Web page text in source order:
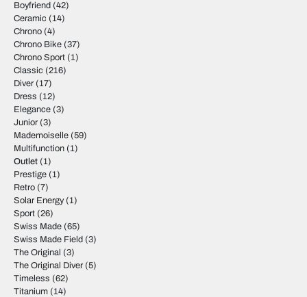
Boyfriend (42)
Ceramic (14)
Chrono (4)
Chrono Bike (37)
Chrono Sport (1)
Classic (216)
Diver (17)
Dress (12)
Elegance (3)
Junior (3)
Mademoiselle (59)
Multifunction (1)
Outlet (1)
Prestige (1)
Retro (7)
Solar Energy(1)
Sport (26)
Swiss Made (65)
Swiss Made Field (3)
The Original (3)
The Original Diver (5)
Timeless (62)
Titanium (14)